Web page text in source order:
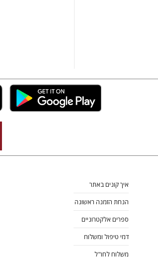
איך קונים באתר
הנחת הזמנה ראשונה
ספרים אלקטרוניים
דמי טיפול ומשלוח
משלוח לחו"ל